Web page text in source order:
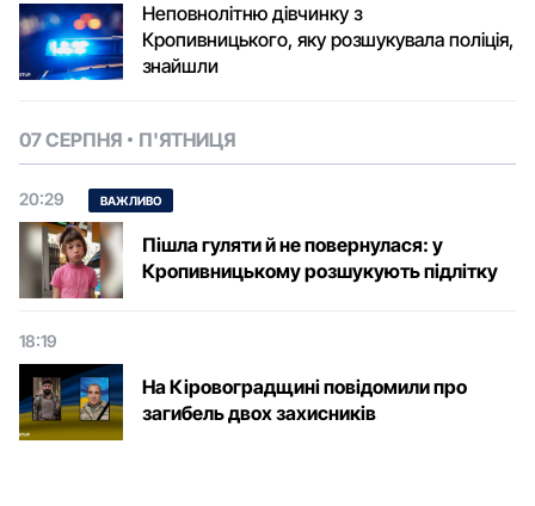
Неповнолітню дівчинку з
Кропивницького, яку розшукувала поліція,
знайшли
07 СЕРПНЯ П'ЯТНИЦЯ
20:29 ВАЖЛИВО
Пішла гуляти й не повернулася: у
Кропивницькому розшукують підлітку
18:19
На Кіровоградщині повідомили про
загибель двох захисників